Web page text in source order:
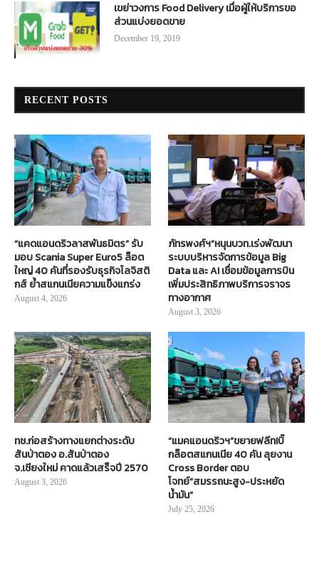
เขย่าวงการ Food Delivery เมื่อผู้ให้บริการขอ
ส่วนแบ่งยอดขาย
December 19, 2019
RECENT POSTS
“แคดแอนดริวลาสพันธมิตร” รับ
มอบ Scania Super Euro5 ล็อต
ใหญ่ 40 คันที่รองรับธุรกิจโลจิสติ
กส์ ย้ำสแกนเนียความแข็งแกร่ง
August 4, 2026
ภัทรพงศ์ฯ”หนุนบวท.เร่งพัฒนา
ระบบบริหารจัดการข้อมูล Big
Data และ AI เชื่อมข้อมูลการบิน
เพิ่มประสิทธิภาพบริการจราจร
ทางอากาศ
August 3, 2026
ทช.ก่อสร้างทางแยกต่างระดับ
สันป่าตอง อ.สันป่าตอง
จ.เชียงใหม่ คาดแล้วเสร็จปี 2570
August 3, 2026
“แมคแอนดริวฯ”ขยายฟลีท!บิ๊
กล็อตสแกนเนีย 40 คัน ลุยงาน
Cross Border ตอบ
โจทย์“สมรรถนะสูง-ประหยัด
น้ำมัน”
July 25, 2026